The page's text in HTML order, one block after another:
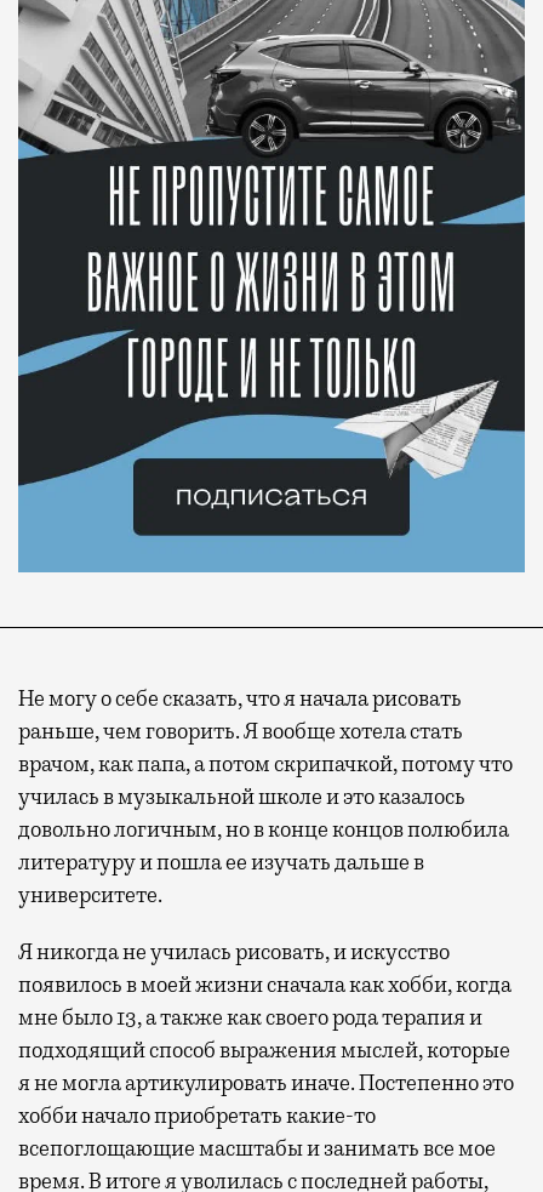
Не могу о себе сказать, что я начала рисовать
раньше, чем говорить. Я вообще хотела стать
врачом, как папа, а потом скрипачкой, потому что
училась в музыкальной школе и это казалось
довольно логичным, но в конце концов полюбила
литературу и пошла ее изучать дальше в
университете.
Я никогда не училась рисовать, и искусство
появилось в моей жизни сначала как хобби, когда
мне было 13, а также как своего рода терапия и
подходящий способ выражения мыслей, которые
я не могла артикулировать иначе. Постепенно это
хобби начало приобретать какие-то
всепоглощающие масштабы и занимать все мое
время. В итоге я уволилась с последней работы,